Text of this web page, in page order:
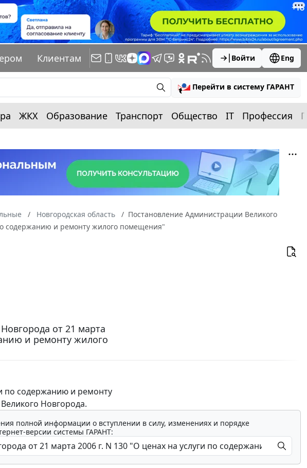
Клиентам Войти Eng
Перейти в систему ГАРАНТ
ЖКХ Образование Транспорт Общество IT Профессия
Новгородская область
Постановление Администрации Великого
содержанию и ремонту жилого помещения"
от 21 марта
и ремонту жилого
по содержанию и ремонту
Новгорода.
полной информации о вступлении в силу, изменениях и порядке
версии системы ГАРАНТ: